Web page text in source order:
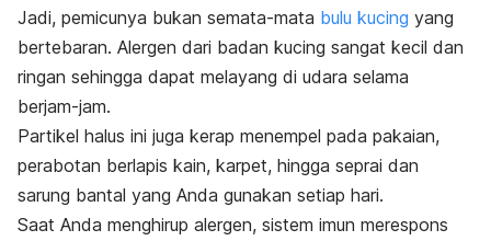
Jadi, pemicunya bukan semata-mata bulu kucing yang
bertebaran. Alergen dari badan kucing sangat kecil dan
ringan sehingga dapat melayang di udara selama
berjam-jam.
Partikel halus ini juga kerap menempel pada pakaian,
perabotan berlapis kain, karpet, hingga seprai dan
sarung bantal yang Anda gunakan setiap hari.
Saat Anda menghirup alergen, sistem imun merespons